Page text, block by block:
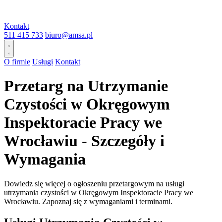
Kontakt
511 415 733 biuro@amsa.pl
O firmie Usługi Kontakt
Przetarg na Utrzymanie
Czystości w Okręgowym
Inspektoracie Pracy we
Wrocławiu - Szczegóły i
Wymagania
Dowiedz się więcej o ogłoszeniu przetargowym na usługi
utrzymania czystości w Okręgowym Inspektoracie Pracy we
Wrocławiu. Zapoznaj się z wymaganiami i terminami.